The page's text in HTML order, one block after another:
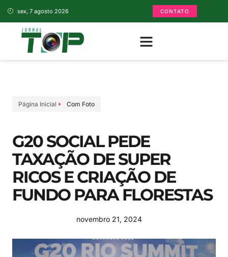
sex, 7 agosto 2026 CONTATO
Página Inicial Com Foto
G20 SOCIAL PEDE
TAXAÇÃO DE SUPER
RICOS E CRIAÇÃO DE
FUNDO PARA FLORESTAS
novembro 21, 2024